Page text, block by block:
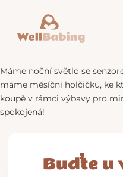
Máme noční světlo se
máme měsíční holčičku, ke
koupě v rámci výbavy pro
spokojená!
Buďte u